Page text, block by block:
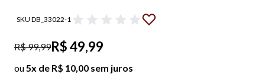
SKU DB_33022-1
R$ 99,99R$ 49,99
ou5x de R$ 10,00 sem juros